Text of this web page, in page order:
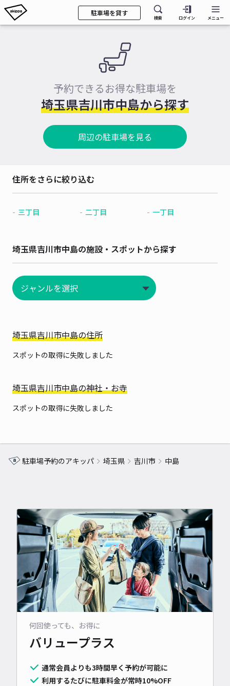
駐車場を貸す
検索 ログイン メニュー
予約できるお得な駐車場を
埼玉県吉川市中島から探す
周辺の駐車場を見る
住所をさらに絞り込む
三丁目 二丁目 一丁目
埼玉県吉川市中島の施設・スポットから探す
埼玉県吉川市中島の住所
スポットの取得に失敗しました
埼玉県吉川市中島の神社・お寺
スポットの取得に失敗しました
駐車場予約のアキッパ 埼玉県 吉川市 中島
何回使っても、お得に
バリュープラス
通常会員よりも3時間早く予約が可能に
利用するたびに駐車料金が常時10%OFF